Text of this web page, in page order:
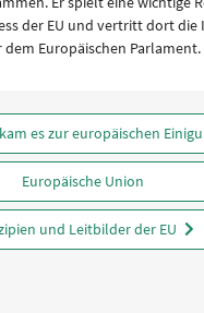
der EU und vertritt dort die
Europäischen Parlament.
es zur europäischen
Europäische Union
und Leitbilder der EU